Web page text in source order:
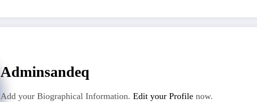
Adminsandeq
Add your Biographical Information. Edit your Profile now.